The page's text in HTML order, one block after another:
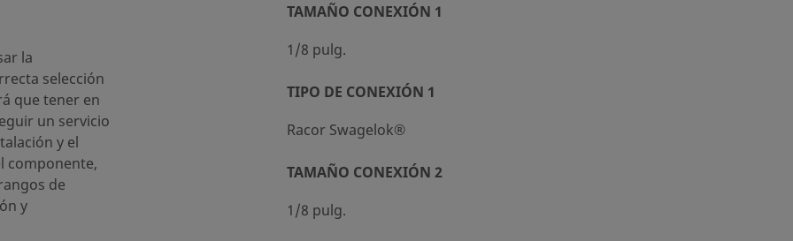
(SC-10)
la
selección
que tener en
un servicio
y el
componente,
de
y
1/8 pulg.
TAMAÑO CONEXIÓN 1
Racor Swagelok®
TIPO DE CONEXIÓN 1
1/8 pulg.
TAMAÑO CONEXIÓN 2